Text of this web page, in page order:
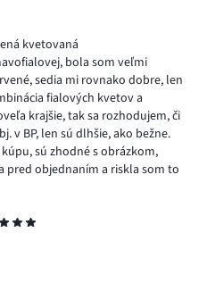
kvetovaná
bola som veľmi
sedia mi rovnako dobre, len
fialových kvetov a
krajšie, tak sa rozhodujem, či
v BP, len sú dlhšie, ako bežne.
sú zhodné s obrázkom,
pred objednaním a riskla som to